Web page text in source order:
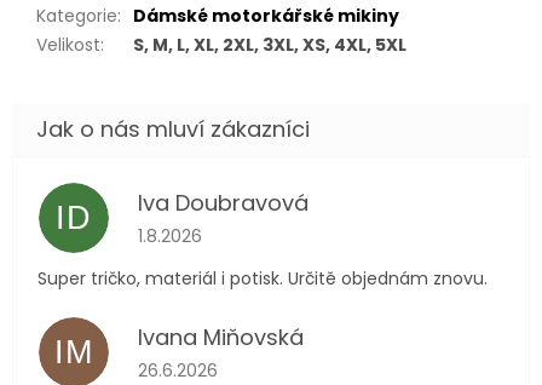
Kategorie: Dámské motorkářské mikiny
Velikost: S, M, L, XL, 2XL, 3XL, XS, 4XL, 5XL
ID Iva Doubravová
Hodnocení obchodu je 5 z 5 hvězdiček.
1.8.2026
Super tričko, materiál i potisk. Určitě objednám znovu.
IM Ivana Miňovská
Hodnocení obchodu je 5 z 5 hvězdiček.
26.6.2026